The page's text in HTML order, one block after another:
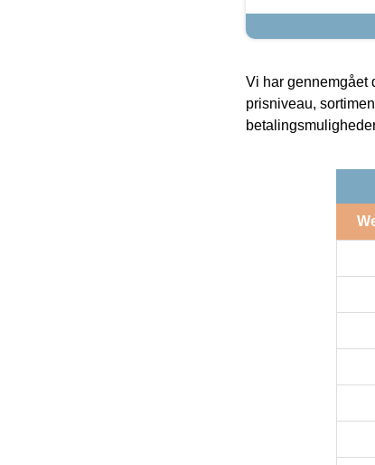
Vi har gennemgået
prisniveau,